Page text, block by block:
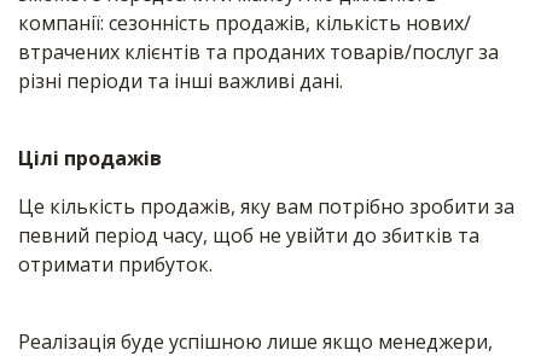
компанії: сезонність продажів, кількість нових/
втрачених клієнтів та проданих товарів/послуг за
різні періоди та інші важливі дані.
Цілі продажів
Це кількість продажів, яку вам потрібно зробити за
певний період часу, щоб не увійти до збитків та
отримати прибуток.
Реалізація буде успішною лише якщо менеджери,